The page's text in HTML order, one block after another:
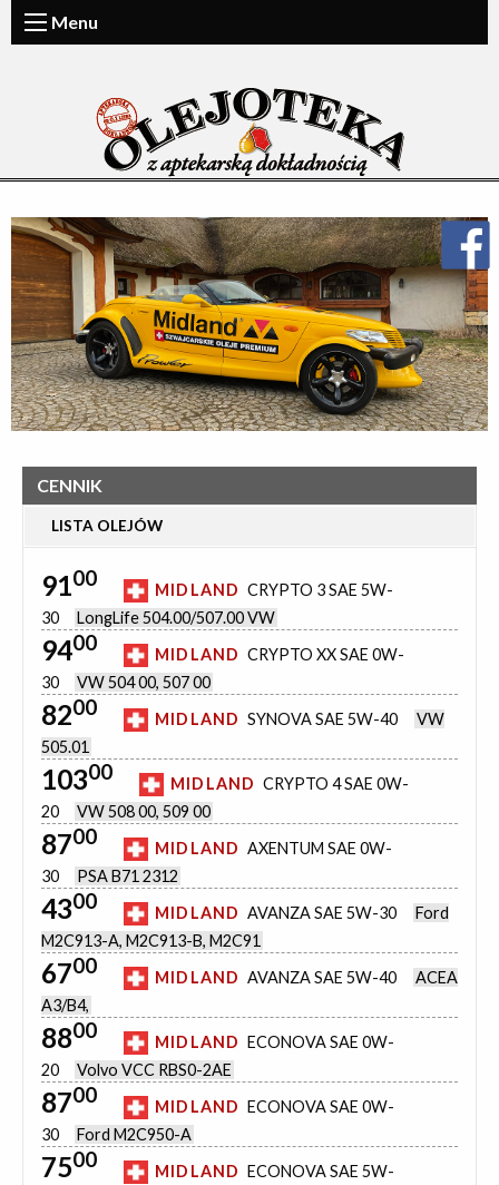
Menu
CENNIK
LISTA OLEJÓW
9100 MIDLAND CRYPTO 3 SAE 5W-
30
LongLife 504.00/507.00 VW
9400 MIDLAND CRYPTO XX SAE 0W-
30
VW 504 00, 507 00
8200 MIDLAND SYNOVA SAE 5W-40
VW
505.01
10300 MIDLAND CRYPTO 4 SAE 0W-
20
VW 508 00, 509 00
8700 MIDLAND AXENTUM SAE 0W-
30
PSA B71 2312
4300 MIDLAND AVANZA SAE 5W-30
Ford
M2C913-A, M2C913-B, M2C91
6700 MIDLAND AVANZA SAE 5W-40
ACEA
A3/B4,
8800 MIDLAND ECONOVA SAE 0W-
20
Volvo VCC RBS0-2AE
8700 MIDLAND ECONOVA SAE 0W-
30
Ford M2C950-A
7500 MIDLAND ECONOVA SAE 5W-